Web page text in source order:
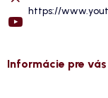
https://
Informácie pre vás